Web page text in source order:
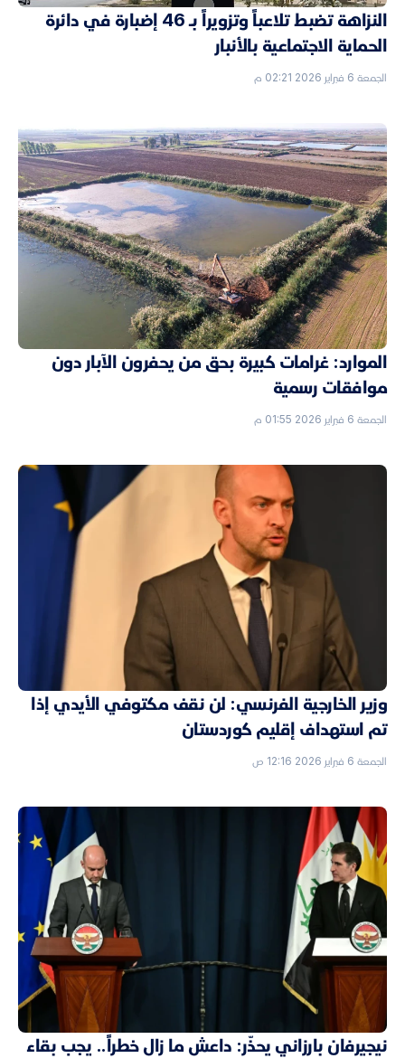
النزاهة تضبط تلاعباً وتزويراً بـ 46 إضبارة في دائرة
الحماية الاجتماعية بالأنبار
الجمعة 6 فبراير 2026 02:21 م
الموارد: غرامات كبيرة بحق من يحفرون الآبار دون
موافقات رسمية
الجمعة 6 فبراير 2026 01:55 م
وزير الخارجية الفرنسي: لن نقف مكتوفي الأيدي إذا
تم استهداف إقليم كوردستان
الجمعة 6 فبراير 2026 12:16 ص
نيجيرفان بارزاني يحذّر: داعش ما زال خطراً.. يجب بقاء